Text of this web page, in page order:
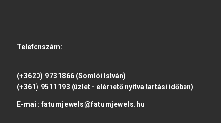
Telefonszám:
(+3620) 9731866 (Somlói István)
(+361) 9511193 (üzlet - elérhető nyitva tartási időben)
E-mail: fatumjewels@fatumjewels.hu